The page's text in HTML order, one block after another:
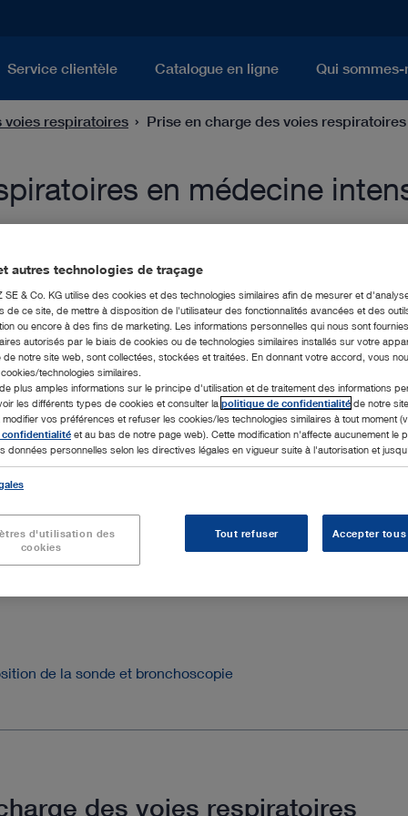
Service clientèle Catalogue en ligne Qui sommes-
voies respiratoires Prise en charge des voies
en médecine
voies respiratoires survient au service des soins
contrôle de la position de la sonde et monitorage lors
utilisé aux soins intensifs. Un choix différencié de
tous les instruments nécessaires à la prise en
de la sonde et bronchoscopie
des voies respiratoires
autres technologies de traçage
SE & Co. KG utilise des cookies et des technologies similaires afin de mesurer et
de ce site, de mettre à disposition de l'utilisateur des fonctionnalités avancées et des
ou encore à des fins de marketing. Les informations personnelles qui nous sont
autorisés par le biais de cookies ou de technologies similaires installés sur votre
de notre site web, sont collectées, stockées et traitées. En donnant votre accord, vous
technologies similaires.
plus amples informations sur le principe d'utilisation et de traitement des informations
les différents types de cookies et consulter la politique de confidentialité de notre
vos préférences et refuser les cookies/les technologies similaires à tout moment
et au bas de notre page web). Cette modification n'affecte aucunement le
données personnelles selon les directives légales en vigueur suite à l'autorisation et
d'utilisation des
cookies
Tout refuser Accepter